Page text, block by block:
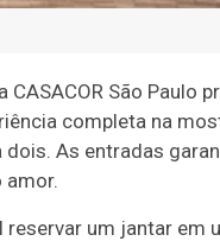
São Paulo
completa na
As entradas
amor.
um jantar